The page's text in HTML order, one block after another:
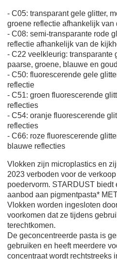
- C05: transparant gele glitter,
groene reflectie afhankelijk van
- C08: semi-transparante rode
reflectie afhankelijk van de
- C22 veelkleurig: transparante
paarse, groene, blauwe en
- C50: fluorescerende gele
reflectie
- C51: groen fluorescerende
reflecties
- C54: oranje fluorescerende
reflecties
- C66: roze fluorescerende
blauwe reflecties
Vlokken zijn microplastics en
2023 verboden voor de
poedervorm. STARDUST biedt
aanbod aan pigmentpasta*
Vlokken worden ingesloten
voorkomen dat ze tijdens
terechtkomen.
De geconcentreerde pasta is
gebruiken en heeft meerdere
concentraat wordt rechtstreeks